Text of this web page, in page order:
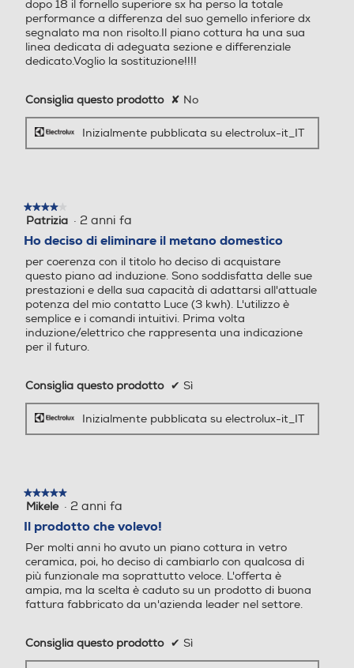
590
Profondità-mm Profondità-mm
Peso-Kg Peso-Kg
Larghezza incasso-mm
560
Larghezza incasso-mm
560
Profondità incasso-mm Profondità incasso-mm
dopo 18 il fornello superiore sx ha perso la totale
performance a differenza del suo gemello inferiore dx
segnalato ma non risolto.Il piano cottura ha una sua
linea dedicata di adeguata sezione e differenziale
dedicato.Voglio la sostituzione!!!!
Consiglia questo prodotto ✘ No
Inizialmente pubblicata su electrolux-it_IT
★★★★★
★★★★★
4
5
stelle.
Patrizia · 2 anni fa
Ho deciso di eliminare il metano domestico
per coerenza con il titolo ho deciso di acquistare
questo piano ad induzione. Sono soddisfatta delle sue
prestazioni e della sua capacità di adattarsi all'attuale
potenza del mio contatto Luce (3 kwh). L'utilizzo è
semplice e i comandi intuitivi. Prima volta
induzione/elettrico che rappresenta una indicazione
per il futuro.
Consiglia questo prodotto ✔ Sì
Inizialmente pubblicata su electrolux-it_IT
★★★★★
★★★★★
5
5
stelle.
Mikele · 2 anni fa
Il prodotto che volevo!
Per molti anni ho avuto un piano cottura in vetro
ceramica, poi, ho deciso di cambiarlo con qualcosa di
più funzionale ma soprattutto veloce. L'offerta è
ampia, ma la scelta è caduto su un prodotto di buona
fattura fabbricato da un'azienda leader nel settore.
Consiglia questo prodotto ✔ Sì